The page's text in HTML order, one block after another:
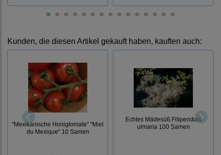
Kunden, die diesen Artikel gekauft haben, kauften auch:
"Mexikanische Honigtomate" "Miel
du Mexique" 10 Samen
Echtes Mädesüß Filipendula
ulmaria 100 Samen